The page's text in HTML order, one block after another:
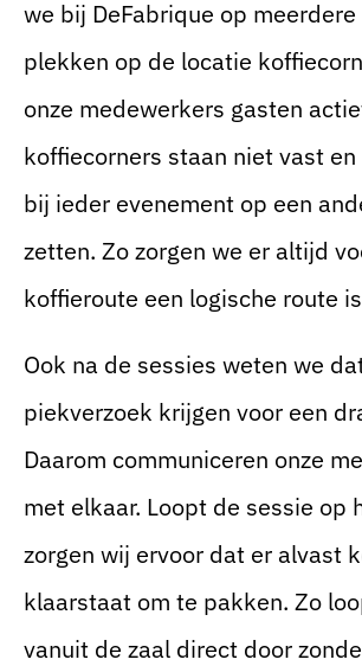
we bij DeFabrique op
plekken op de locatie
onze medewerkers gasten
koffiecorners staan niet vast
bij ieder evenement op een
zetten. Zo zorgen we er altijd
koffieroute een logische route
Ook na de sessies weten we
piekverzoek krijgen voor een
Daarom communiceren onze
met elkaar. Loopt de sessie op
zorgen wij ervoor dat er alvast
klaarstaat om te pakken. Zo
vanuit de zaal direct door